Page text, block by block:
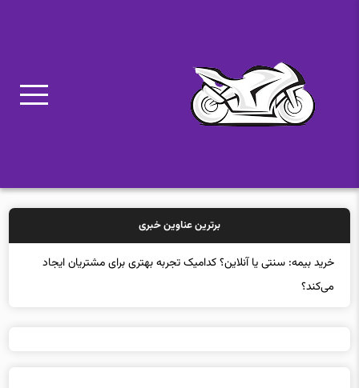
برترین عناوین خبری
خرید بیمه: سنتی یا آنلاین؟ کدامیک تجربه بهتری برای مشتریان ایجاد
می‌کند؟